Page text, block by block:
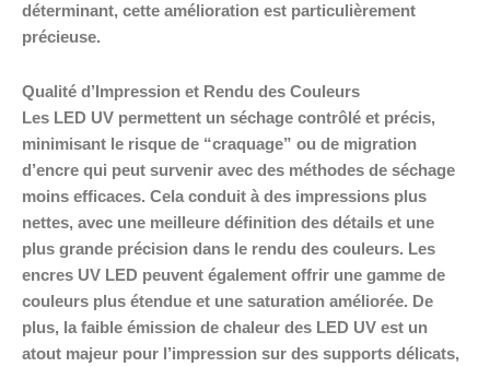
déterminant, cette amélioration est particulièrement
précieuse.
Qualité d’Impression et Rendu des Couleurs
Les LED UV permettent un séchage contrôlé et précis,
minimisant le risque de “craquage” ou de migration
d’encre qui peut survenir avec des méthodes de séchage
moins efficaces. Cela conduit à des impressions plus
nettes, avec une meilleure définition des détails et une
plus grande précision dans le rendu des couleurs. Les
encres UV LED peuvent également offrir une gamme de
couleurs plus étendue et une saturation améliorée. De
plus, la faible émission de chaleur des LED UV est un
atout majeur pour l’impression sur des supports délicats,